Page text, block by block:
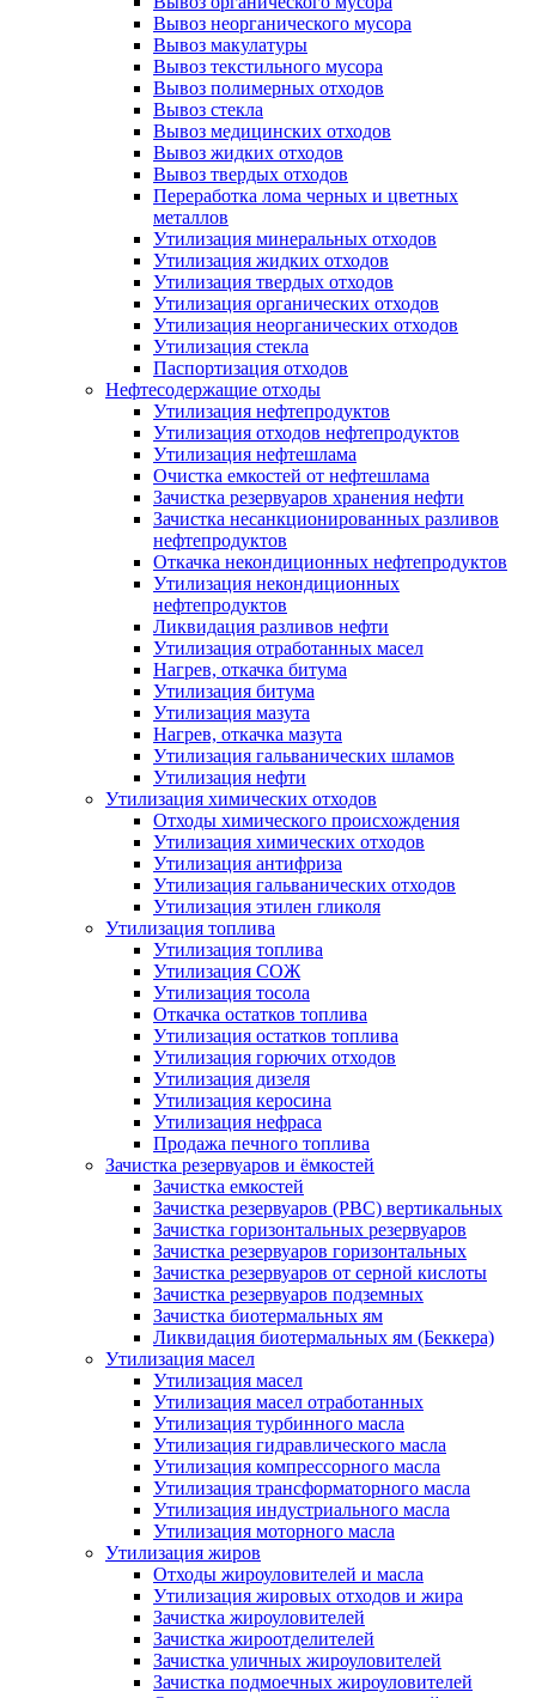
Вывоз неорганического мусора
Вывоз макулатуры
Вывоз текстильного мусора
Вывоз полимерных отходов
Вывоз стекла
Вывоз медицинских отходов
Вывоз жидких отходов
Вывоз твердых отходов
Переработка лома черных и цветных
металлов
Утилизация минеральных отходов
Утилизация жидких отходов
Утилизация твердых отходов
Утилизация органических отходов
Утилизация неорганических отходов
Утилизация стекла
Паспортизация отходов
Нефтесодержащие отходы
Утилизация нефтепродуктов
Утилизация отходов нефтепродуктов
Утилизация нефтешлама
Очистка емкостей от нефтешлама
Зачистка резервуаров хранения нефти
Зачистка несанкционированных разливов
нефтепродуктов
Откачка некондиционных нефтепродуктов
Утилизация некондиционных
нефтепродуктов
Ликвидация разливов нефти
Утилизация отработанных масел
Нагрев, откачка битума
Утилизация битума
Утилизация мазута
Нагрев, откачка мазута
Утилизация гальванических шламов
Утилизация нефти
Утилизация химических отходов
Отходы химического происхождения
Утилизация химических отходов
Утилизация антифриза
Утилизация гальванических отходов
Утилизация этилен гликоля
Утилизация топлива
Утилизация топлива
Утилизация СОЖ
Утилизация тосола
Откачка остатков топлива
Утилизация остатков топлива
Утилизация горючих отходов
Утилизация дизеля
Утилизация керосина
Утилизация нефраса
Продажа печного топлива
Зачистка резервуаров и ёмкостей
Зачистка емкостей
Зачистка резервуаров (РВС) вертикальных
Зачистка горизонтальных резервуаров
Зачистка резервуаров горизонтальных
Зачистка резервуаров от серной кислоты
Зачистка резервуаров подземных
Зачистка биотермальных ям
Ликвидация биотермальных ям (Беккера)
Утилизация масел
Утилизация масел
Утилизация масел отработанных
Утилизация турбинного масла
Утилизация гидравлического масла
Утилизация компрессорного масла
Утилизация трансформаторного масла
Утилизация индустриального масла
Утилизация моторного масла
Утилизация жиров
Отходы жироуловителей и масла
Утилизация жировых отходов и жира
Зачистка жироуловителей
Зачистка жироотделителей
Зачистка уличных жироуловителей
Зачистка подмоечных жироуловителей